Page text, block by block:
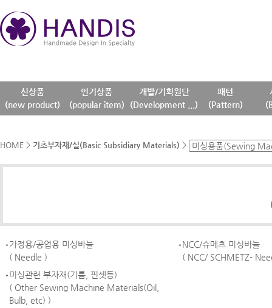
신상품
(new product)
인기상품
(popular item)
개발/기획원단
(Development ...)
패턴
(Pattern)
HOME > 기초부자재/실(Basic Subsidiary Materials) >
가정용/공업용 미싱바늘
( Needle )
NCC/슈메츠 미싱바늘
( NCC/ SCHMETZ-
미싱관련 부자재(기름, 핀셋등)
( Other Sewing Machine Materials(Oil,
Bulb, etc) )